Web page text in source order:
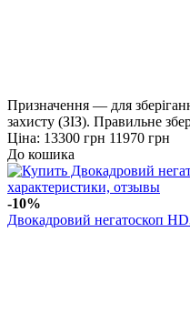
Призначення — для
захисту (ЗІЗ). Правильне
Ціна: 13300 грн 11970 грн
До кошика
-10%
Двокадровий негатоскоп